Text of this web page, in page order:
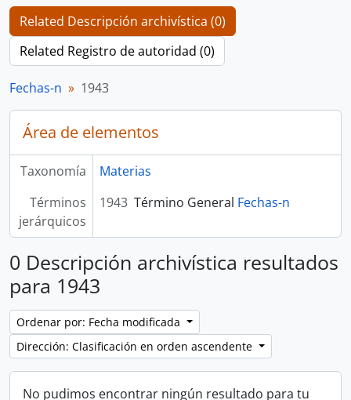
Related Descripción archivística (0)
Related Registro de autoridad (0)
Fechas-n 1943
Área de elementos
Taxonomía
Materias
Términos
jerárquicos
1943 Término General Fechas-n
0 Descripción archivística resultados
para 1943
Ordenar por: Fecha modificada
Dirección: Clasificación en orden ascendente
No pudimos encontrar ningún resultado para tu